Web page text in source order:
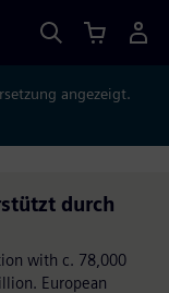
angezeigt.
durch
with c. 78,000
European